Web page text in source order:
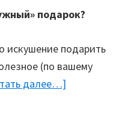
подарок?
искушение подарить
(по вашему
далее…]